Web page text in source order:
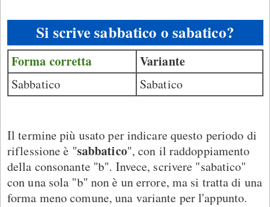
Si scrive sabbatico o sabatico?
Forma corretta Variante
Sabbatico Sabatico
Il termine più usato per indicare questo periodo di
riflessione è "sabbatico", con il raddoppiamento
della consonante "b". Invece, scrivere "sabatico"
con una sola "b" non è un errore, ma si tratta di una
forma meno comune, una variante per l'appunto.